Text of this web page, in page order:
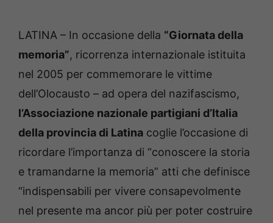
LATINA – In occasione della “Giornata della
memoria”, ricorrenza internazionale istituita
nel 2005 per commemorare le vittime
dell’Olocausto – ad opera del nazifascismo,
l’Associazione nazionale partigiani d’Italia
della provincia di Latina coglie l’occasione di
ricordare l’importanza di “conoscere la storia
e tramandarne la memoria” atti che definisce
“indispensabili per vivere consapevolmente
nel presente ma ancor più per poter costruire